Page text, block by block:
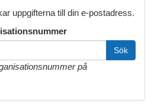
uppgifterna till din e-postadress.
på